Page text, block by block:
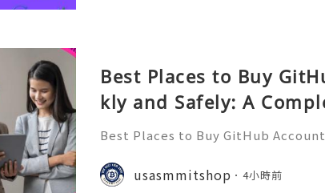
Best Places to Buy
kly and Safely: A
Best Places to Buy GitHub
t platforms for software
s, open-source communities, s
usasmmitshop 4小時前